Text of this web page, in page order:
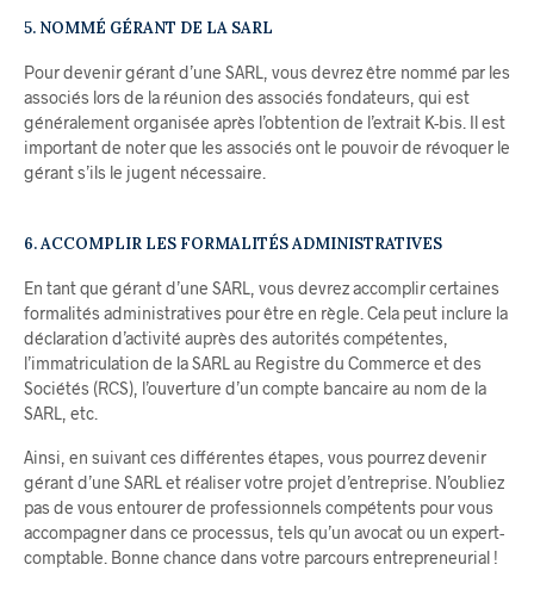
5. NOMMÉ GÉRANT DE LA SARL
Pour devenir gérant d’une SARL, vous devrez être nommé par les
associés lors de la réunion des associés fondateurs, qui est
généralement organisée après l’obtention de l’extrait K-bis. Il est
important de noter que les associés ont le pouvoir de révoquer le
gérant s’ils le jugent nécessaire.
6. ACCOMPLIR LES FORMALITÉS ADMINISTRATIVES
En tant que gérant d’une SARL, vous devrez accomplir certaines
formalités administratives pour être en règle. Cela peut inclure la
déclaration d’activité auprès des autorités compétentes,
l’immatriculation de la SARL au Registre du Commerce et des
Sociétés (RCS), l’ouverture d’un compte bancaire au nom de la
SARL, etc.
Ainsi, en suivant ces différentes étapes, vous pourrez devenir
gérant d’une SARL et réaliser votre projet d’entreprise. N’oubliez
pas de vous entourer de professionnels compétents pour vous
accompagner dans ce processus, tels qu’un avocat ou un expert-
comptable. Bonne chance dans votre parcours entrepreneurial !